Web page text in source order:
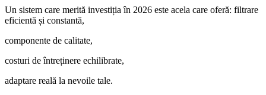
Un sistem care merită investiția în 2026 este acela care oferă: filtrare
eficientă și constantă,
componente de calitate,
costuri de întreținere echilibrate,
adaptare reală la nevoile tale.